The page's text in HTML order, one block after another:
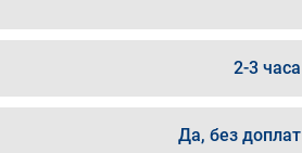
2-3 часа
Да, без доплат